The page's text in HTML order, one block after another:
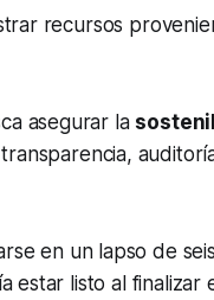
recursos
asegurar la
en un lapso de
estar listo al finalizar